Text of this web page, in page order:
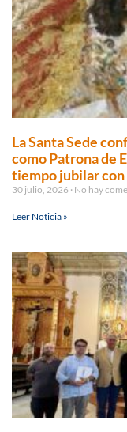
La Santa Sede
como Patrona de
tiempo jubilar
30 julio, 2026 No hay
Leer Noticia »